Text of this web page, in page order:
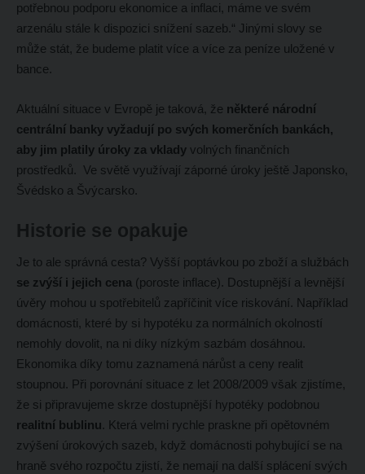
potřebnou podporu ekonomice a inflaci, máme ve svém
arzenálu stále k dispozici snížení sazeb.“ Jinými slovy se
může stát, že budeme platit více a více za peníze uložené v
bance.
Aktuální situace v Evropě je taková, že některé národní
centrální banky vyžadují po svých komerčních bankách,
aby jim platily úroky za vkladyvolných finančních
prostředků. Ve světě využívají záporné úroky ještě Japonsko,
Švédsko a Švýcarsko.
Historie se opakuje
Je to ale správná cesta? Vyšší poptávkou po zboží a službách
se zvýší i jejich cena (poroste inflace). Dostupnější a levnější
úvěry mohou u spotřebitelů zapříčinit více riskování. Například
domácnosti, které by si hypotéku za normálních okolností
nemohly dovolit, na ni díky nízkým sazbám dosáhnou.
Ekonomika díky tomu zaznamená nárůst a ceny realit
stoupnou. Při porovnání situace z let 2008/2009 však zjistíme,
že si připravujeme skrze dostupnější hypotéky podobnou
realitní bublinu. Která velmi rychle praskne při opětovném
zvýšení úrokových sazeb, když domácnosti pohybující se na
hraně svého rozpočtu zjistí, že nemají na další splácení svých